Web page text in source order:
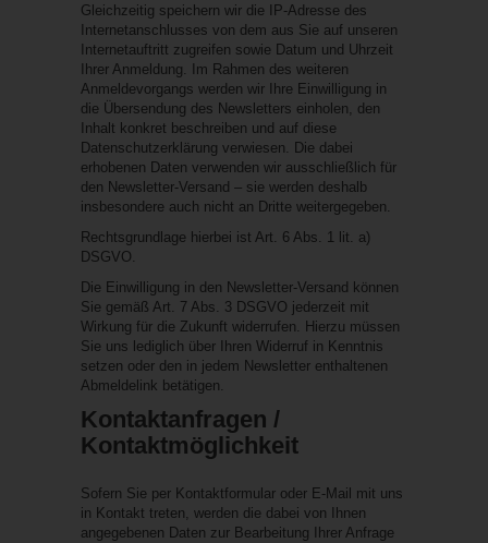
Gleichzeitig speichern wir die IP-Adresse des
Internetanschlusses von dem aus Sie auf unseren
Internetauftritt zugreifen sowie Datum und Uhrzeit
Ihrer Anmeldung. Im Rahmen des weiteren
Anmeldevorgangs werden wir Ihre Einwilligung in
die Übersendung des Newsletters einholen, den
Inhalt konkret beschreiben und auf diese
Datenschutzerklärung verwiesen. Die dabei
erhobenen Daten verwenden wir ausschließlich für
den Newsletter-Versand – sie werden deshalb
insbesondere auch nicht an Dritte weitergegeben.
Rechtsgrundlage hierbei ist Art. 6 Abs. 1 lit. a)
DSGVO.
Die Einwilligung in den Newsletter-Versand können
Sie gemäß Art. 7 Abs. 3 DSGVO jederzeit mit
Wirkung für die Zukunft widerrufen. Hierzu müssen
Sie uns lediglich über Ihren Widerruf in Kenntnis
setzen oder den in jedem Newsletter enthaltenen
Abmeldelink betätigen.
Kontaktanfragen /
Kontaktmöglichkeit
Sofern Sie per Kontaktformular oder E-Mail mit uns
in Kontakt treten, werden die dabei von Ihnen
angegebenen Daten zur Bearbeitung Ihrer Anfrage